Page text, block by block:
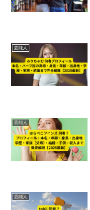
芸能人
芸能人
芸能人